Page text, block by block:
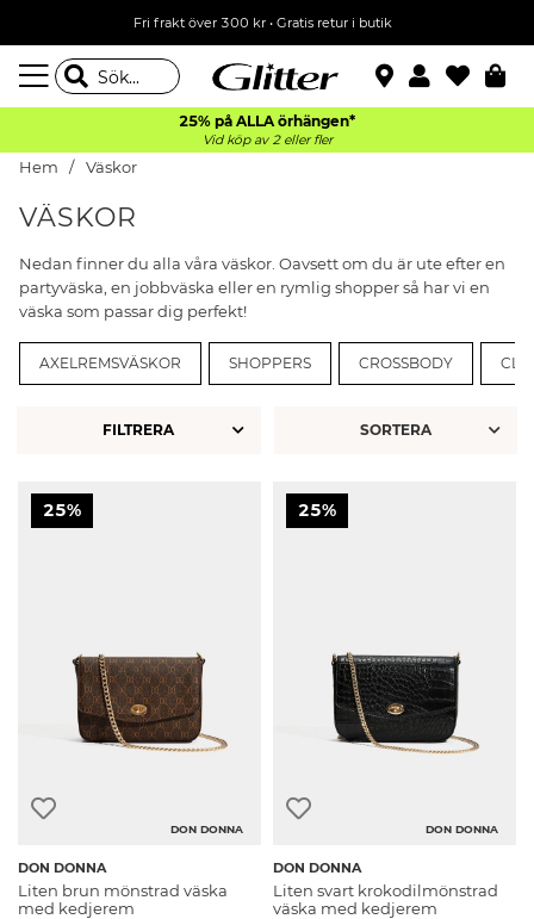
Fri frakt över 300 kr• Gratis retur i butik
25% på ALLA örhängen*
Vid köp av 2 eller fler
Hem Väskor
VÄSKOR
Nedan finner du alla våra väskor. Oavsett om du är ute efter en
partyväska, en jobbväska eller en rymlig shopper så har vi en
väska som passar dig perfekt!
AXELREMSVÄSKOR SHOPPERS CROSSBODY
FILTRERA
25%
DON DONNA
DON DONNA
Liten brun mönstrad väska
med kedjerem
25%
DON DONNA
DON DONNA
Liten svart krokodilmönstrad
väska med kedjerem